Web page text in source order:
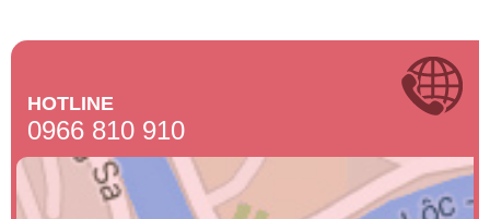
HOTLINE
0966 810 910